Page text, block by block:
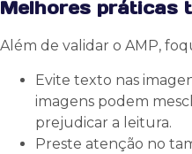
Melhores práticas
Além de validar o AMP,
Evite texto nas
imagens podem
prejudicar a leitura.
Preste atenção no